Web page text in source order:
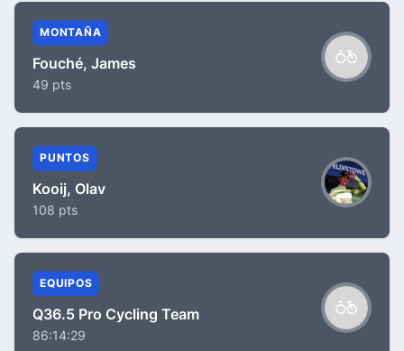
MONTAÑA
Fouché, James
49 pts
PUNTOS
Kooij, Olav
108 pts
EQUIPOS
Q36.5 Pro Cycling Team
86:14:29